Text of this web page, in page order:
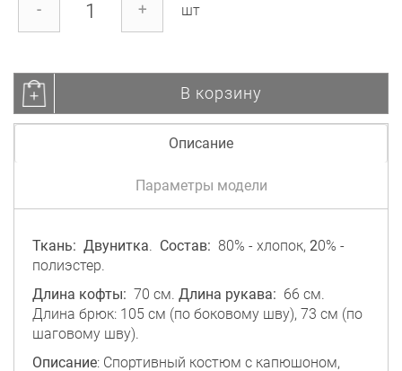
- + шт
В корзину
Описание
Параметры модели
Ткань: Двунитка. Состав: 80% - хлопок, 20% -
полиэстер.
Длина кофты: 70 см. Длина рукава: 66 см.
Длина брюк: 105 см (по боковому шву), 73 см (по
шаговому шву).
Описание: Спортивный костюм с капюшоном,